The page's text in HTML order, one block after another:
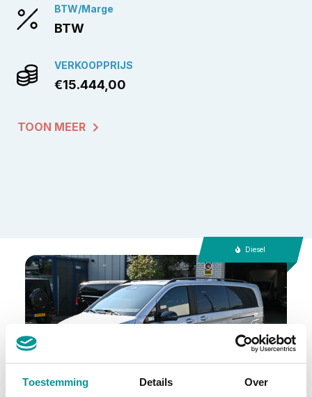
Toestemming Details Over
BTW/Marge
BTW
VERKOOPPRIJS
€15.444,00
TOON MEER
Diesel
BTW